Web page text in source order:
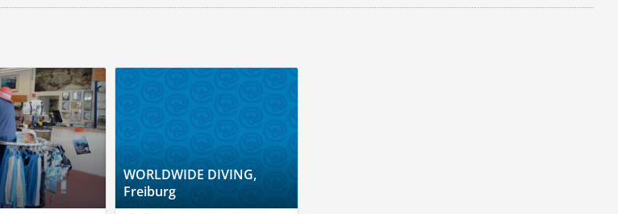
WORLDWIDE DIVING,
Freiburg